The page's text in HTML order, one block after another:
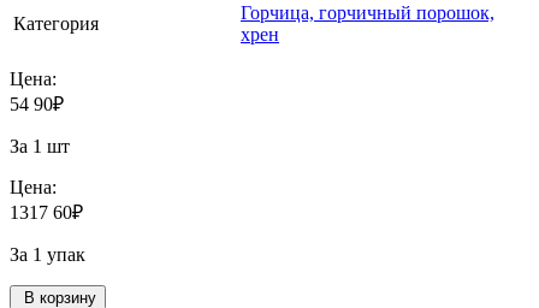
Категория
Горчица, горчичный порошок,
хрен
Цена:
54 90₽
За 1 шт
Цена:
1317 60₽
За 1 упак
В корзину